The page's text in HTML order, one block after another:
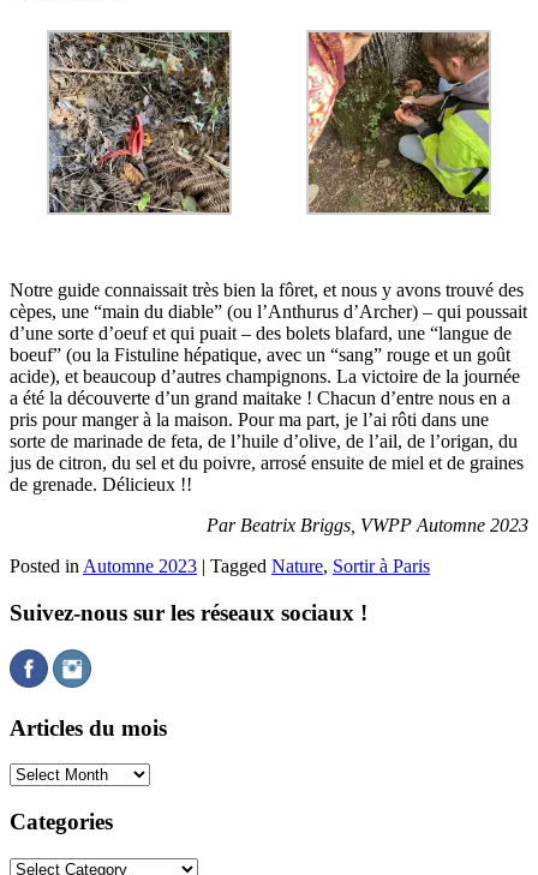
Notre guide connaissait très bien la fôret, et nous y avons trouvé des
cèpes, une “main du diable” (ou l’Anthurus d’Archer) – qui poussait
d’une sorte d’oeuf et qui puait – des bolets blafard, une “langue de
boeuf” (ou la Fistuline hépatique, avec un “sang” rouge et un goût
acide), et beaucoup d’autres champignons. La victoire de la journée
a été la découverte d’un grand maitake ! Chacun d’entre nous en a
pris pour manger à la maison. Pour ma part, je l’ai rôti dans une
sorte de marinade de feta, de l’huile d’olive, de l’ail, de l’origan, du
jus de citron, du sel et du poivre, arrosé ensuite de miel et de graines
de grenade. Délicieux !!
Par Beatrix Briggs, VWPP Automne 2023
Posted inAutomne 2023 | Tagged Nature, Sortir à Paris
Suivez-nous sur les réseaux sociaux !
Articles du mois
Articles
mois
Categories
Categories